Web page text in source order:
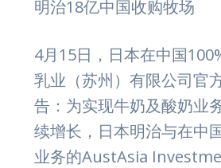
明治18亿中国收购牧场
4月15日，日本在中国
乳业（苏州）有限公司官
告：为实现牛奶及酸奶业
续增长，日本明治与在中
业务的AustAsia